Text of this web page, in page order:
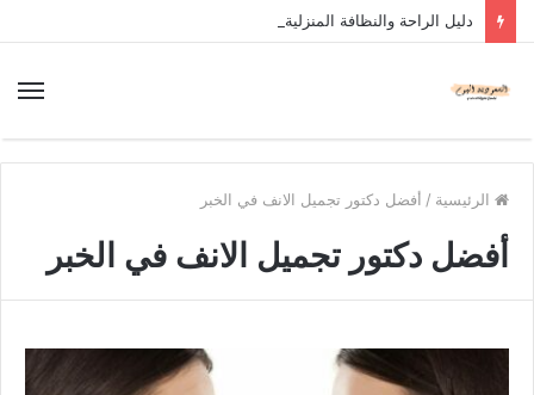
دليل الراحة والنظافة المنزلية
الرئيسية / أفضل دكتور تجميل الانف في الخبر
أفضل دكتور تجميل الانف في الخبر